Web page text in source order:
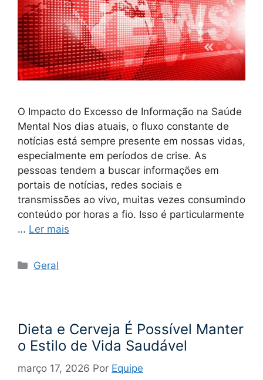
O Impacto do Excesso de Informação na Saúde
Mental Nos dias atuais, o fluxo constante de
notícias está sempre presente em nossas vidas,
especialmente em períodos de crise. As
pessoas tendem a buscar informações em
portais de notícias, redes sociais e
transmissões ao vivo, muitas vezes consumindo
conteúdo por horas a fio. Isso é particularmente
… Ler mais
Categorias
Geral
Dieta e Cerveja É Possível Manter
o Estilo de Vida Saudável
março 17, 2026 Por Equipe